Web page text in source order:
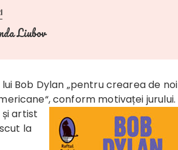
Liubov
Bob Dylan „pentru crearea de noi
conform motivaței jurului.
artist
la